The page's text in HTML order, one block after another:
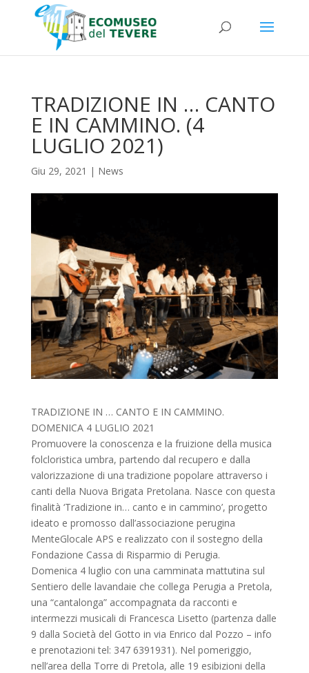
TRADIZIONE IN … CANTO
E IN CAMMINO. (4
LUGLIO 2021)
Giu 29, 2021 | News
TRADIZIONE IN … CANTO E IN CAMMINO.
DOMENICA 4 LUGLIO 2021
Promuovere la conoscenza e la fruizione della musica
folcloristica umbra, partendo dal recupero e dalla
valorizzazione di una tradizione popolare attraverso i
canti della Nuova Brigata Pretolana. Nasce con questa
finalità ‘Tradizione in… canto e in cammino’, progetto
ideato e promosso dall’associazione perugina
MenteGlocale APS e realizzato con il sostegno della
Fondazione Cassa di Risparmio di Perugia.
Domenica 4 luglio con una camminata mattutina sul
Sentiero delle lavandaie che collega Perugia a Pretola,
una “cantalonga” accompagnata da racconti e
intermezzi musicali di Francesca Lisetto (partenza dalle
9 dalla Società del Gotto in via Enrico dal Pozzo – info
e prenotazioni tel: 347 6391931). Nel pomeriggio,
nell’area della Torre di Pretola, alle 19 esibizioni della